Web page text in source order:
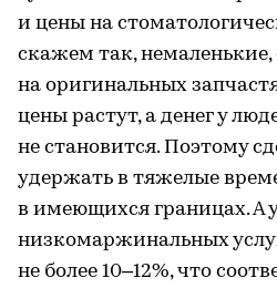
и цены на
скажем так, немаленькие,
на оригинальных
цены растут, а денег у
не становится. Поэтому
удержать в тяжелые
в имеющихся границах. А
низкомаржинальных
не более 10–12%, что